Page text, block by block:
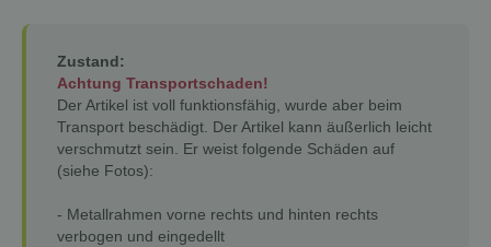
Zustand:
Achtung Transportschaden!
Der Artikel ist voll funktionsfähig, wurde aber beim
Transport beschädigt. Der Artikel kann äußerlich leicht
verschmutzt sein. Er weist folgende Schäden auf
(siehe Fotos):
- Metallrahmen vorne rechts und hinten rechts
verbogen und eingedellt